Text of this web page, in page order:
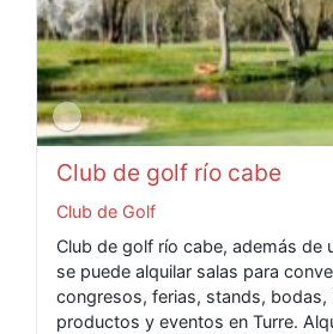
Club de golf río cabe
Club de Golf
Club de golf río cabe, además de
se puede alquilar salas para
congresos, ferias, stands, bodas,
productos y eventos en Turre.